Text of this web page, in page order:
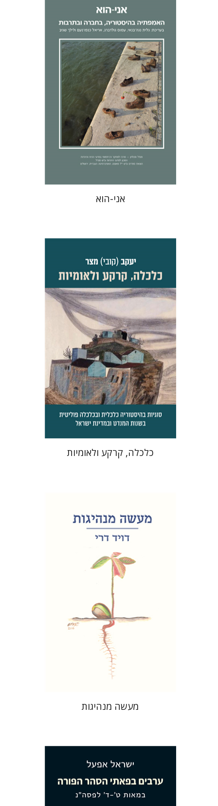
לילך שגיב אריאל כנפו-נעם
גלית
נגה-בנאי
עמוס גולדברג
הנחת אתר ספר מודפס
$32
אני-הוא
יעקב (קובי) מצר
הנחת אתר ספר מודפס
$35
$32
כלכלה, קרקע ולאומיות
דויד דרי
הנחת אתר ספר מודפס
$31
$28
מעשה מנהיגות
ישראל אפעל